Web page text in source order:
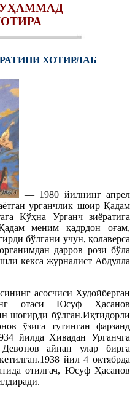
ХОТИРЛАБ
— 1980 йилнинг апрел
урганчлик шоир Қадам
Кўҳна Урганч зиёратига
меним қадрдон оғам,
бўлгани учун, қолаверса
дарров рози бўла
кекса журналист Абдулла
асосчиси Худойберган
отаси Юсуф Ҳасанов
шогирди бўлган.Иқтидорли
ўзига тутинган фарзанд
йилда Хивадан Урганчга
айнан улар бирга
йил 4 октябрда
отилгач, Юсуф Ҳасанов